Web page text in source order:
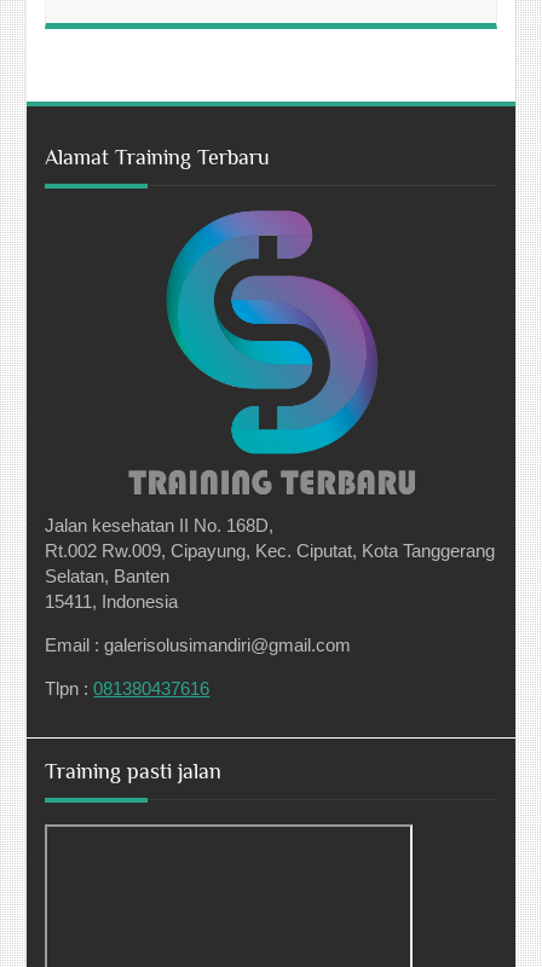
Alamat Training Terbaru
Jalan kesehatan II No. 168D,
Rt.002 Rw.009, Cipayung, Kec. Ciputat, Kota Tanggerang
Selatan, Banten
15411, Indonesia
Email : galerisolusimandiri@gmail.com
Tlpn :081380437616
Training pasti jalan